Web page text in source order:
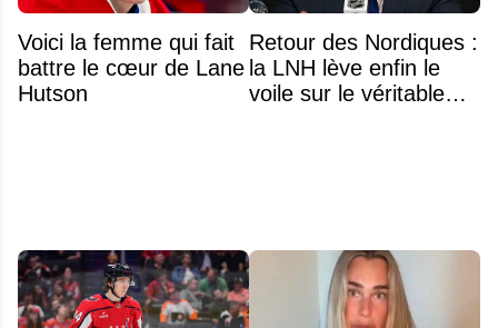
Voici la femme qui fait
battre le cœur de Lane
Hutson
Retour des Nordiques :
la LNH lève enfin le
voile sur le véritable